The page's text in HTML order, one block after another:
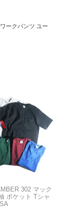
ークパンツ ユー
302 マック
ポケット Tシャ